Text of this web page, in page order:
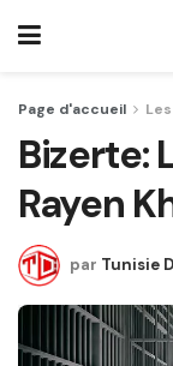
Page d'accueil
Bizerte:
Rayen
par Tunisie